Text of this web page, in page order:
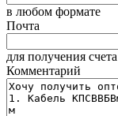
в любом формате
Почта
для получения
Комментарий